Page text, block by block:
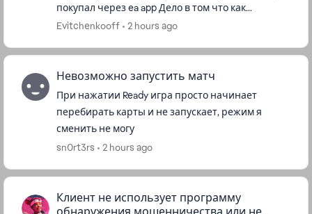
покупал через ea app Дело в том что как
оказалось что я авторизовался на старой
Evitchenkooff 2 hours ago
Невозможно запустить матч
При нажатии Ready игра просто начинает
перебирать карты и не запускает, режим я
сменить не могу
sn0rt3rs
2 hours ago
Клиент не использует программу